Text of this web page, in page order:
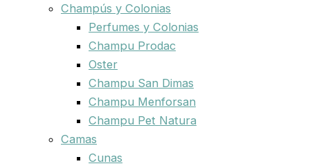
Champús y Colonias
Perfumes y Colonias
Champu Prodac
Oster
Champu San Dimas
Champu Menforsan
Champu Pet Natura
Camas
Cunas